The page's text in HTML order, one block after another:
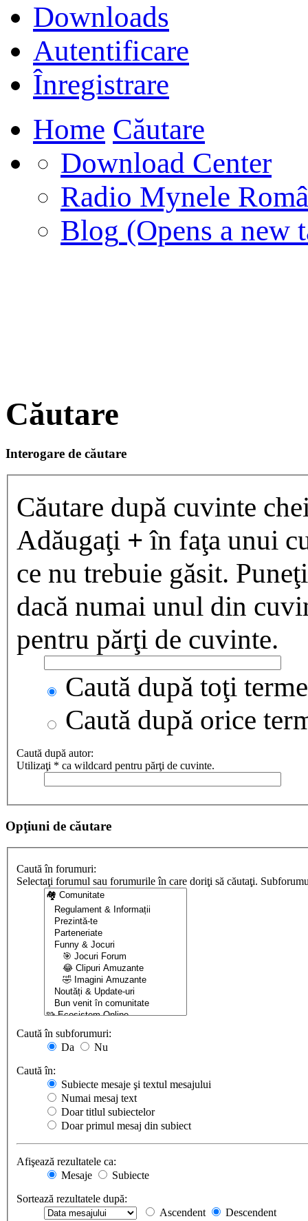
Downloads
Autentificare
Înregistrare
Home Căutare
Download Center
Radio Mynele
Blog (Opens a new
Căutare
Interogare de căutare
Căutare după cuvinte
Adăugaţi + în faţa unui
ce nu trebuie găsit.
dacă numai unul din
pentru părţi de cuvinte.
Caută după toţi
Caută după orice
Caută după autor:
Utilizaţi * ca wildcard pentru părţi de cuvinte.
Opţiuni de căutare
Caută în forumuri:
Selectaţi forumul sau forumurile în care doriţi să căutaţi.
Caută în subforumuri:
Da
Nu
Caută în:
Subiecte mesaje şi textul mesajului
Numai mesaj text
Doar titlul subiectelor
Doar primul mesaj din subiect
Afişează rezultatele ca:
Mesaje
Subiecte
Sortează rezultatele după:
Ascendent
Descendent